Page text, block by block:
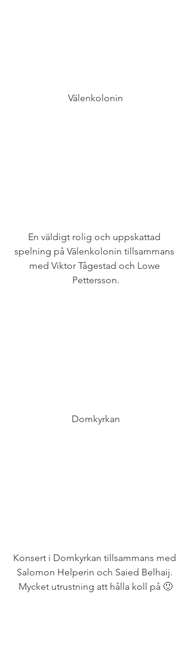
Välenkolonin
En väldigt rolig och uppskattad
spelning på Välenkolonin tillsammans
med Viktor Tågestad och Lowe
Pettersson.
Domkyrkan
Konsert i Domkyrkan tillsammans med
Salomon Helperin och Saied Belhaij.
Mycket utrustning att hålla koll på 🙂